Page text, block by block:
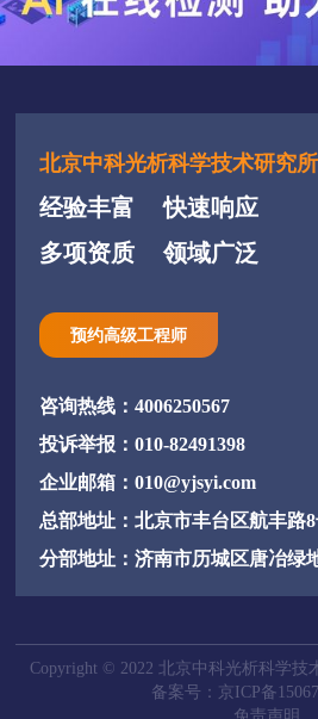
北京中科光析科学技术研究所
经验丰富
快速响应
多项资质
领域广泛
预约高级工程师
咨询热线：4006250567
投诉举报：010-82491398
企业邮箱：010@yjsyi.com
总部地址：北京市丰台区航丰路8
分部地址：济南市历城区唐冶绿
Copyright © 2022 北京中科光析科学技
备案号：京ICP备